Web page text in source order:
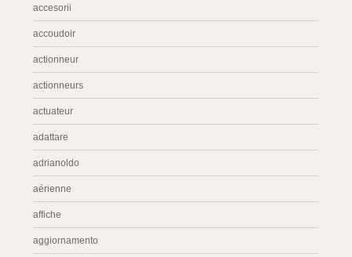
accesorii
accoudoir
actionneur
actionneurs
actuateur
adattare
adrianoldo
aérienne
affiche
aggiornamento